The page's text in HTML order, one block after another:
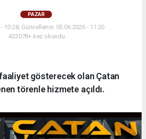
PAZAR
10:28, Güncelleme: 05.06.2026 - 11:20
432078+ kez okundu.
gösterecek olan Çatan
törenle hizmete açıldı.